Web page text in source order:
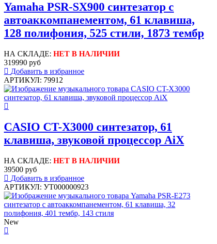
Yamaha PSR-SX900 синтезатор с
автоаккомпанементом, 61 клавиша,
128 полифония, 525 стили, 1873 тембр
НА СКЛАДЕ: НЕТ В НАЛИЧИИ
319990 руб
Добавить в избранное
АРТИКУЛ: 79912
CASIO CT-X3000 синтезатор, 61
клавиша, звуковой процессор AiX
НА СКЛАДЕ: НЕТ В НАЛИЧИИ
39500 руб
Добавить в избранное
АРТИКУЛ: УТ000000923
New